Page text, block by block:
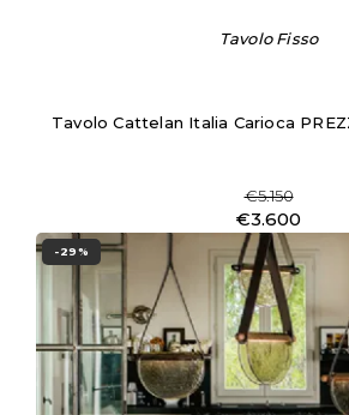
Tavolo Fisso
Tavolo Cattelan Italia Carioca
€5.150
€3.600
-29%